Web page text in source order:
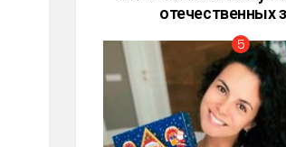
отечественных